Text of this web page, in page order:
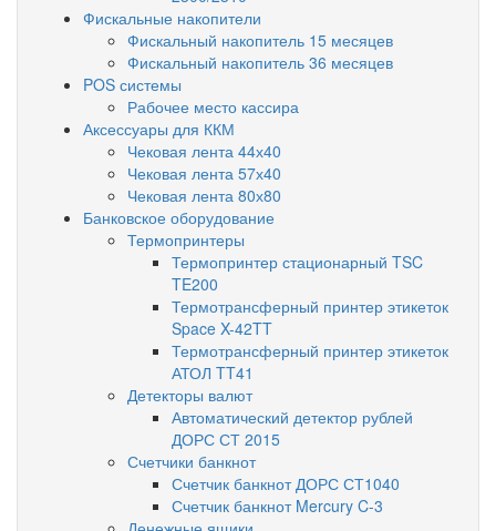
Фискальные накопители
Фискальный накопитель 15 месяцев
Фискальный накопитель 36 месяцев
POS системы
Рабочее место кассира
Аксессуары для ККМ
Чековая лента 44х40
Чековая лента 57х40
Чековая лента 80х80
Банковское оборудование
Термопринтеры
Термопринтер стационарный TSC
TE200
Термотрансферный принтер этикеток
Space X-42TT
Термотрансферный принтер этикеток
АТОЛ TT41
Детекторы валют
Автоматический детектор рублей
ДОРС СТ 2015
Счетчики банкнот
Счетчик банкнот ДОРС СТ1040
Счетчик банкнот Mercury C-3